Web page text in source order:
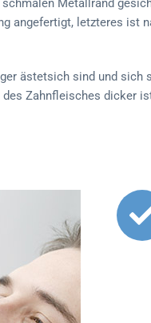
Metallrand
angefertigt, letzteres ist
ästetsich sind und sich
Zahnfleisches dicker